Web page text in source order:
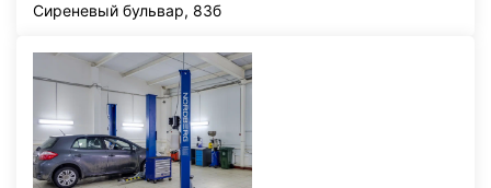
Сиреневый бульвар, 83б